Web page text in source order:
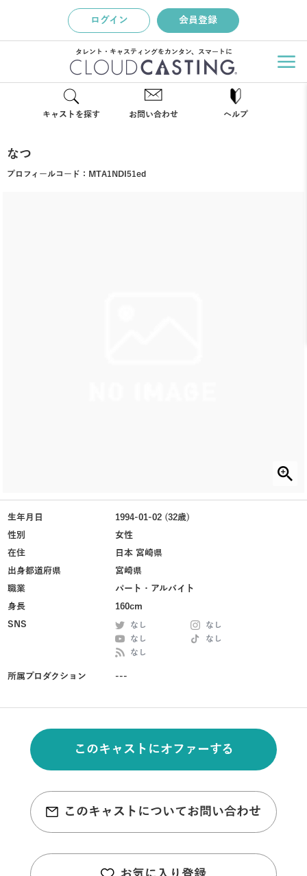
ログイン 会員登録
タレント・キャスティングをカンタン、スマートに
キャストを探す お問い合わせ ヘルプ
なつ
プロフィールコード： MTA1NDI51ed
生年月日
1994-01-02 (32歳)
性別
女性
在住
日本 宮崎県
出身都道府県
宮崎県
職業
パート・アルバイト
身長
160cm
SNS
なし
なし
なし
なし
なし
所属プロダクション ---
このキャストにオファーする
このキャストについてお問い合わせ